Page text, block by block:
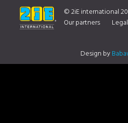
© 2iE international
Our partners
Design by